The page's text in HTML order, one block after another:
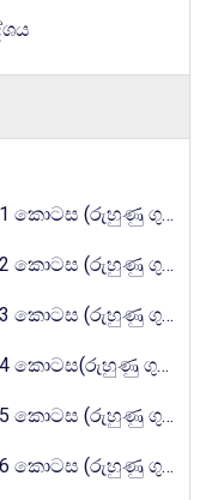
ගුරුගෙදර රේඩියෝ පාඩම් මාලාව)
ගුරුගෙදර රේඩියෝ පාඩම් මාලාව)
ගුරුගෙදර රේඩියෝ පාඩම් මාලාව)
ගුරුගෙදර රේඩියෝ පාඩම් මාලාව)
ගුරුගෙදර රේඩියෝ පාඩම් මාලාව)
ගුරුගෙදර රේඩියෝ පාඩම් මාලාව)